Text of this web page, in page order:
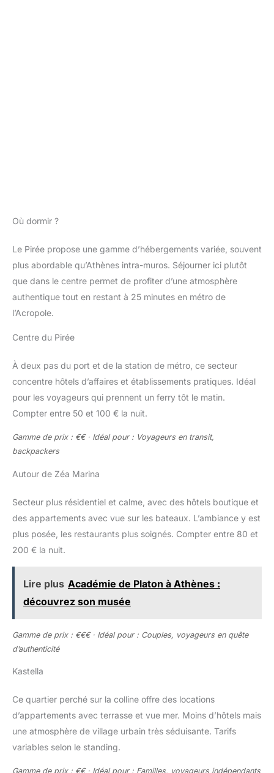
Où dormir ?
Le Pirée propose une gamme d’hébergements variée, souvent
plus abordable qu’Athènes intra-muros. Séjourner ici plutôt
que dans le centre permet de profiter d’une atmosphère
authentique tout en restant à 25 minutes en métro de
l’Acropole.
Centre du Pirée
À deux pas du port et de la station de métro, ce secteur
concentre hôtels d’affaires et établissements pratiques. Idéal
pour les voyageurs qui prennent un ferry tôt le matin.
Compter entre 50 et 100 € la nuit.
Gamme de prix : €€ · Idéal pour : Voyageurs en transit,
backpackers
Autour de Zéa Marina
Secteur plus résidentiel et calme, avec des hôtels boutique et
des appartements avec vue sur les bateaux. L’ambiance y est
plus posée, les restaurants plus soignés. Compter entre 80 et
200 € la nuit.
Lire plus Académie de Platon à Athènes :
découvrez son musée
Gamme de prix : €€€ · Idéal pour : Couples, voyageurs en quête
d’authenticité
Kastella
Ce quartier perché sur la colline offre des locations
d’appartements avec terrasse et vue mer. Moins d’hôtels mais
une atmosphère de village urbain très séduisante. Tarifs
variables selon le standing.
Gamme de prix : €€ · Idéal pour : Familles, voyageurs indépendants